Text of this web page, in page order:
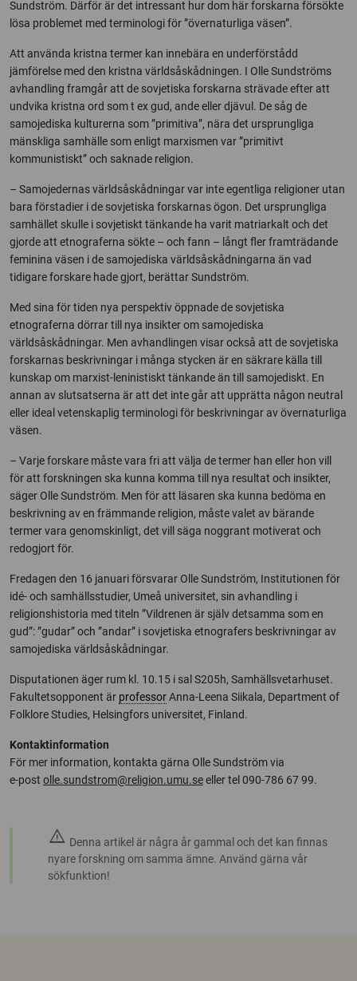
Sundström. Därför är det intressant hur dom här forskarna försökte
lösa problemet med terminologi för ”övernaturliga väsen”.
Att använda kristna termer kan innebära en underförstådd
jämförelse med den kristna världsåskådningen. I Olle Sundströms
avhandling framgår att de sovjetiska forskarna strävade efter att
undvika kristna ord som t ex gud, ande eller djävul. De såg de
samojediska kulturerna som ”primitiva”, nära det ursprungliga
mänskliga samhälle som enligt marxismen var ”primitivt
kommunistiskt” och saknade religion.
– Samojedernas världsåskådningar var inte egentliga religioner utan
bara förstadier i de sovjetiska forskarnas ögon. Det ursprungliga
samhället skulle i sovjetiskt tänkande ha varit matriarkalt och det
gjorde att etnograferna sökte – och fann – långt fler framträdande
feminina väsen i de samojediska världsåskådningarna än vad
tidigare forskare hade gjort, berättar Sundström.
Med sina för tiden nya perspektiv öppnade de sovjetiska
etnograferna dörrar till nya insikter om samojediska
världsåskådningar. Men avhandlingen visar också att de sovjetiska
forskarnas beskrivningar i många stycken är en säkrare källa till
kunskap om marxist-leninistiskt tänkande än till samojediskt. En
annan av slutsatserna är att det inte går att upprätta någon neutral
eller ideal vetenskaplig terminologi för beskrivningar av övernaturliga
väsen.
– Varje forskare måste vara fri att välja de termer han eller hon vill
för att forskningen ska kunna komma till nya resultat och insikter,
säger Olle Sundström. Men för att läsaren ska kunna bedöma en
beskrivning av en främmande religion, måste valet av bärande
termer vara genomskinligt, det vill säga noggrant motiverat och
redogjort för.
Fredagen den 16 januari försvarar Olle Sundström, Institutionen för
idé- och samhällsstudier, Umeå universitet, sin avhandling i
religionshistoria med titeln ”Vildrenen är själv detsamma som en
gud”: ”gudar” och ”andar” i sovjetiska etnografers beskrivningar av
samojediska världsåskådningar.
Disputationen äger rum kl. 10.15 i sal S205h, Samhällsvetarhuset.
Fakultetsopponent är professorAnna-Leena Siikala, Department of
Folklore Studies, Helsingfors universitet, Finland.
Kontaktinformation
För mer information, kontakta gärna Olle Sundström via
e-post olle.sundstrom@religion.umu.seeller tel 090-786 67 99.
warning Denna artikel är några år gammal och det kan finnas
nyare forskning om samma ämne. Använd gärna vår
sökfunktion!